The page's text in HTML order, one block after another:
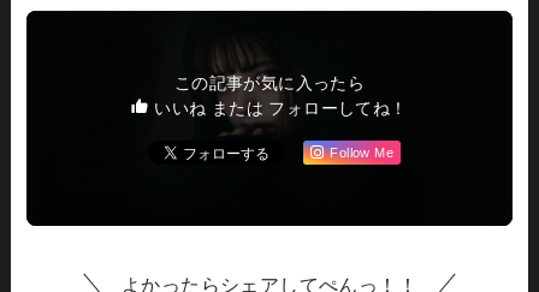
この記事が気に入ったら
いいね または フォローしてね！
Follow Me
よかったらシェアしてぺんっ！！